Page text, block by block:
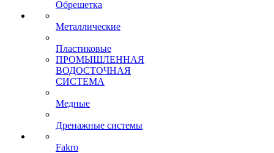
Обрешетка
Металлические
Пластиковые
ПРОМЫШЛЕННАЯ
ВОДОСТОЧНАЯ
СИСТЕМА
Медные
Дренажные системы
Fakro